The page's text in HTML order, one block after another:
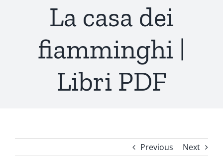
La casa dei
fiamminghi |
Libri PDF
Previous Next